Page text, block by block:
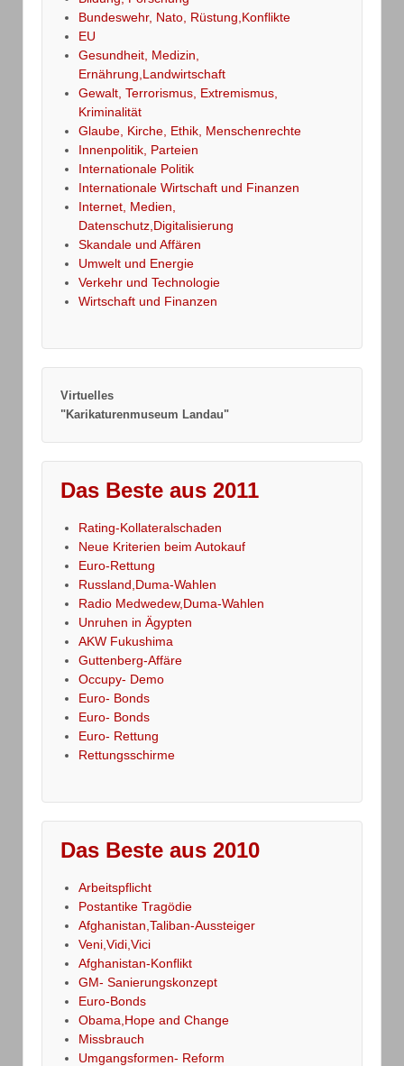
Bundeswehr, Nato, Rüstung,Konflikte
EU
Gesundheit, Medizin,
Ernährung,Landwirtschaft
Gewalt, Terrorismus, Extremismus,
Kriminalität
Glaube, Kirche, Ethik, Menschenrechte
Innenpolitik, Parteien
Internationale Politik
Internationale Wirtschaft und Finanzen
Internet, Medien,
Datenschutz,Digitalisierung
Skandale und Affären
Umwelt und Energie
Verkehr und Technologie
Wirtschaft und Finanzen
Virtuelles
"Karikaturenmuseum Landau"
Das Beste aus 2011
Rating-Kollateralschaden
Neue Kriterien beim Autokauf
Euro-Rettung
Russland,Duma-Wahlen
Radio Medwedew,Duma-Wahlen
Unruhen in Ägypten
AKW Fukushima
Guttenberg-Affäre
Occupy- Demo
Euro- Bonds
Euro- Bonds
Euro- Rettung
Rettungsschirme
Das Beste aus 2010
Arbeitspflicht
Postantike Tragödie
Afghanistan,Taliban-Aussteiger
Veni,Vidi,Vici
Afghanistan-Konflikt
GM- Sanierungskonzept
Euro-Bonds
Obama,Hope and Change
Missbrauch
Umgangsformen- Reform